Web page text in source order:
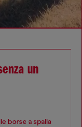
un
borse a spalla